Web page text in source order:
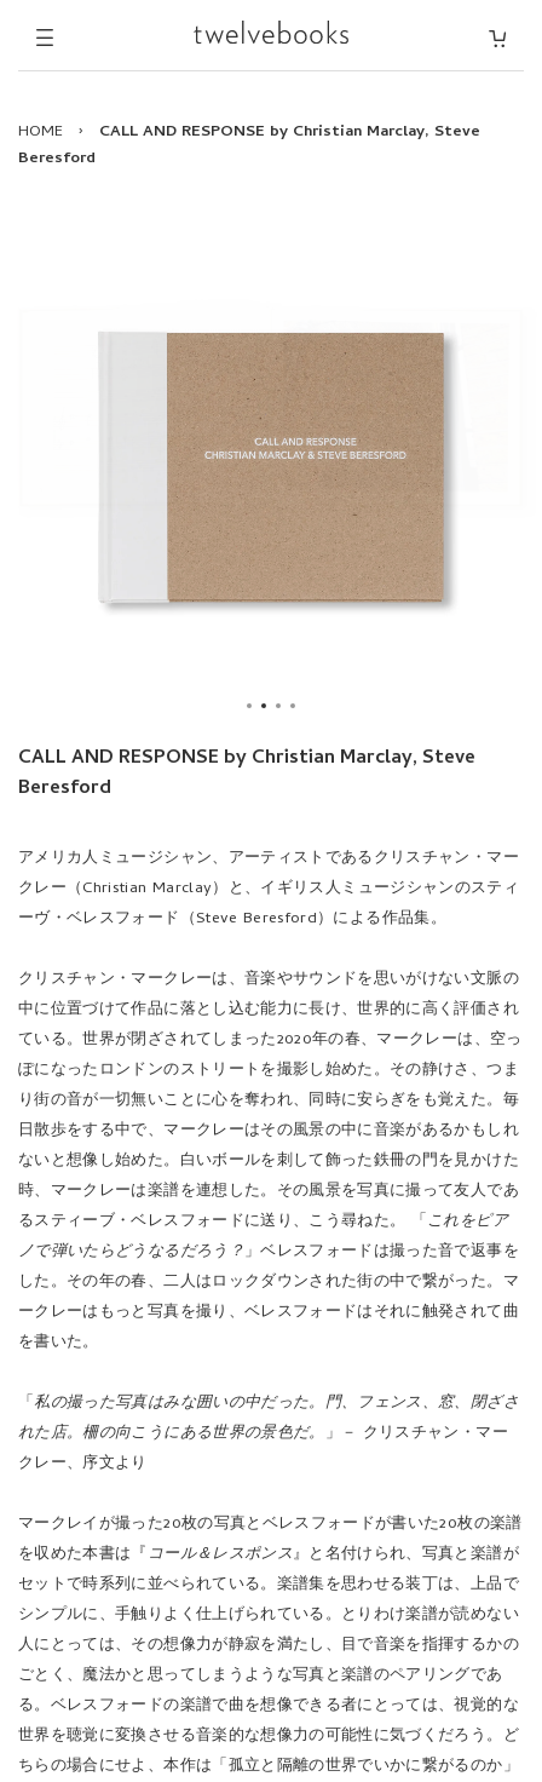
HOME ›
CALL AND RESPONSE by Christian Marclay, Steve
Beresford
クレー（Christian Marclay）と、イギリス人ミュージシャンのスティ
ーヴ・ベレスフォード（Steve Beresford）による作品集。
クリスチャン・マークレーは、音楽やサウンドを思いがけない文脈の
中に位置づけて作品に落とし込む能力に長け、世界的に高く評価され
ている。世界が閉ざされてしまった2020年の春、マークレーは、空っ
り街の音が一切無いことに心を奪われ、同時に安らぎをも覚えた。毎
日散歩をする中で、マークレーはその風景の中に音楽があるかもしれ
ないと想像し始めた。白いボールを刺して飾った鉄冊の門を見かけた
時、マークレーは楽譜を連想した。その風景を写真に撮って友人であ
るスティーブ・ベレスフォードに送り、こう尋ねた。 「これをピア
ノで弾いたらどうなるだろう？」ベレスフォードは撮った音で返事を
した。その年の春、二人はロックダウンされた街の中で繋がった。マ
ークレーはもっと写真を撮り、ベレスフォードはそれに触発されて曲
を書いた。
「私の撮った写真はみな囲いの中だった。門、フェンス、窓、閉ざさ
れた店。柵の向こうにある世界の景色だ。」－ クリスチャン・マー
クレー、序文より
マークレイが撮った20枚の写真とベレスフォードが書いた20枚の楽譜
を収めた本書は『 コール＆レスポンス』と名付けられ、写真と楽譜が
セットで時系列に並べられている。楽譜集を思わせる装丁は、上品で
人にとっては、その想像力が静寂を満たし、目で音楽を指揮するかの
ごとく、魔法かと思ってしまうような写真と楽譜のペアリングであ
る。ベレスフォードの楽譜で曲を想像できる者にとっては、視覚的な
世界を聴覚に変換させる音楽的な想像力の可能性に気づくだろう。ど
ちらの場合にせよ、本作は「孤立と隔離の世界でいかに繋がるのか」
という問いに対するひとつの答えである。
Known for his ability to locate music and sound in the most
unexpected contexts, artist Christian Marclay began photographing